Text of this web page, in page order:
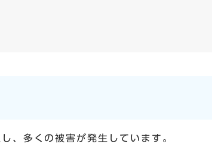
、多くの被害が発生しています。